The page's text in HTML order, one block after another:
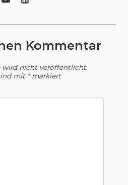
Kommentar
wird nicht veröffentlicht.
mit *markiert